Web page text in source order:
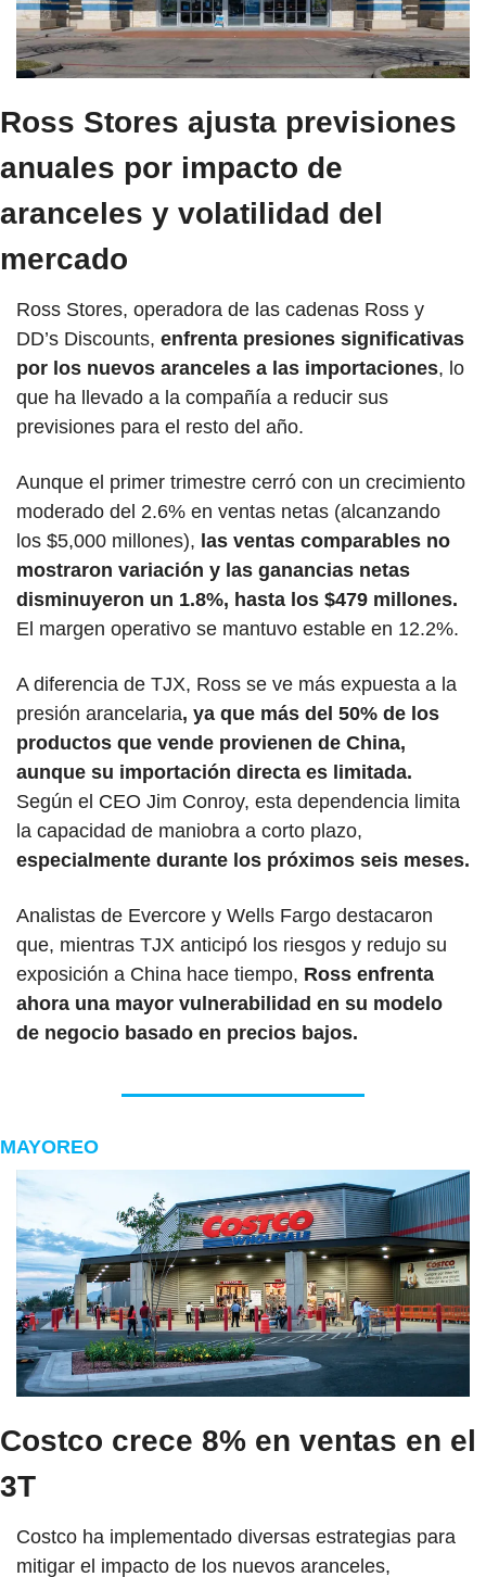
Ross Stores ajusta previsiones
anuales por impacto de
aranceles y volatilidad del
mercado
Ross Stores, operadora de las cadenas Ross y
DD’s Discounts, enfrenta presiones significativas
por los nuevos aranceles a las importaciones, lo
que ha llevado a la compañía a reducir sus
previsiones para el resto del año.
Aunque el primer trimestre cerró con un crecimiento
moderado del 2.6% en ventas netas (alcanzando
los $5,000 millones), las ventas comparables no
mostraron variación y las ganancias netas
disminuyeron un 1.8%, hasta los $479 millones.
El margen operativo se mantuvo estable en 12.2%.
A diferencia de TJX, Ross se ve más expuesta a la
presión arancelaria, ya que más del 50% de los
productos que vende provienen de China,
aunque su importación directa es limitada.
Según el CEO Jim Conroy, esta dependencia limita
especialmente durante los próximos seis meses.
Analistas de Evercore y Wells Fargo destacaron
que, mientras TJX anticipó los riesgos y redujo su
exposición a China hace tiempo, Ross enfrenta
ahora una mayor vulnerabilidad en su modelo
de negocio basado en precios bajos.
MAYOREO
Costco crece 8% en ventas en el
3T
Costco ha implementado diversas estrategias para